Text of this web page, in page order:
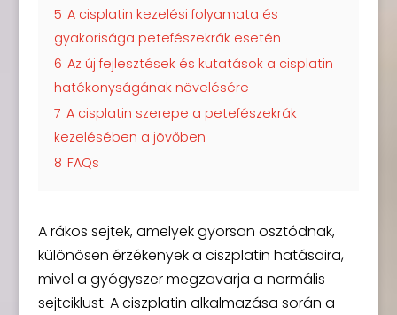
5 A cisplatin kezelési folyamata és
gyakorisága petefészekrák esetén
6 Az új fejlesztések és kutatások a cisplatin
hatékonyságának növelésére
7 A cisplatin szerepe a petefészekrák
kezelésében a jövőben
8 FAQs
A rákos sejtek, amelyek gyorsan osztódnak,
különösen érzékenyek a ciszplatin hatásaira,
mivel a gyógyszer megzavarja a normális
sejtciklust. A ciszplatin alkalmazása során a